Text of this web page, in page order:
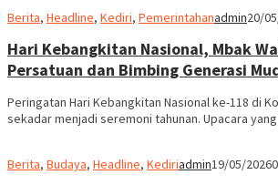
Berita, Headline, Kediri, Pemerintahanadmin20/
Hari Kebangkitan Nasional, Mbak
Persatuan dan Bimbing Generasi
Peringatan Hari Kebangkitan Nasional ke-118 di
sekadar menjadi seremoni tahunan. Upacara
Berita, Budaya, Headline, Kediriadmin19/05/2026